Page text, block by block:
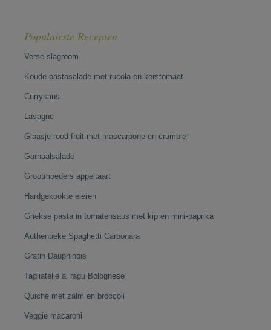
Populairste Recepten
Verse slagroom
Koude pastasalade met rucola en kerstomaat
Currysaus
Lasagne
Glaasje rood fruit met mascarpone en crumble
Garnaalsalade
Grootmoeders appeltaart
Hardgekookte eieren
Griekse pasta in tomatensaus met kip en mini-paprika
Authentieke Spaghetti Carbonara
Gratin Dauphinois
Tagliatelle al ragu Bolognese
Quiche met zalm en broccoli
Veggie macaroni